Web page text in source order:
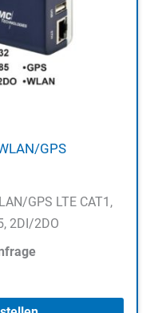
GPS
GPS LTE CAT1,
2DI/2DO